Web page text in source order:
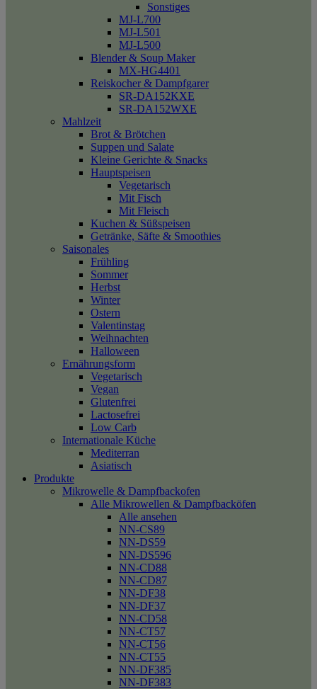
Sonstiges
MJ-L700
MJ-L501
MJ-L500
Blender & Soup Maker
MX-HG4401
Reiskocher & Dampfgarer
SR-DA152KXE
SR-DA152WXE
Mahlzeit
Brot & Brötchen
Suppen und Salate
Kleine Gerichte & Snacks
Hauptspeisen
Vegetarisch
Mit Fisch
Mit Fleisch
Kuchen & Süßspeisen
Getränke, Säfte & Smoothies
Saisonales
Frühling
Sommer
Herbst
Winter
Ostern
Valentinstag
Weihnachten
Halloween
Ernährungsform
Vegetarisch
Vegan
Glutenfrei
Lactosefrei
Low Carb
Internationale Küche
Mediterran
Asiatisch
Produkte
Mikrowelle & Dampfbackofen
Alle Mikrowellen & Dampfbacköfen
Alle ansehen
NN-CS89
NN-DS59
NN-DS596
NN-CD88
NN-CD87
NN-DF38
NN-DF37
NN-CD58
NN-CT57
NN-CT56
NN-CT55
NN-DF385
NN-DF383